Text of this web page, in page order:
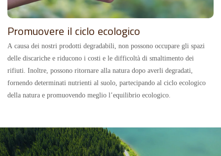
Promuovere il ciclo ecologico
A causa dei nostri prodotti degradabili, non possono occupare gli spazi
delle discariche e riducono i costi e le difficoltà di smaltimento dei
rifiuti. Inoltre, possono ritornare alla natura dopo averli degradati,
fornendo determinati nutrienti al suolo, partecipando al ciclo ecologico
della natura e promuovendo meglio l’equilibrio ecologico.